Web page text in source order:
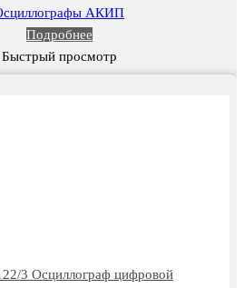
АКИП
Подробнее
Быстрый просмотр
3 Осциллограф цифровой